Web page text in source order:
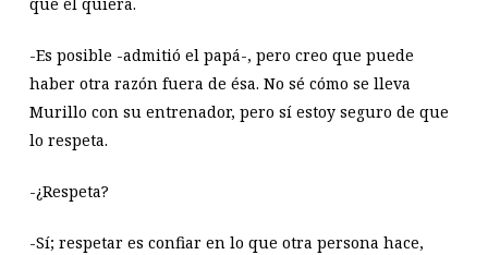
que él quiera.
-Es posible -admitió el papá-, pero creo que puede
haber otra razón fuera de ésa. No sé cómo se lleva
Murillo con su entrenador, pero sí estoy seguro de que
lo respeta.
-¿Respeta?
-Sí; respetar es confiar en lo que otra persona hace,